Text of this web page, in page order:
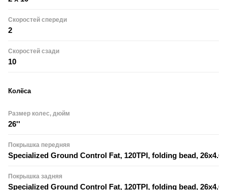
Скоростей спереди
2
Скоростей сзади
10
Колёса
Размер колес, дюйм
26''
Покрышка передняя
Specialized Ground Control Fat, 120TPI, folding bead, 26x4.6"
Покрышка задняя
Specialized Ground Control Fat, 120TPI, folding bead, 26x4.6"